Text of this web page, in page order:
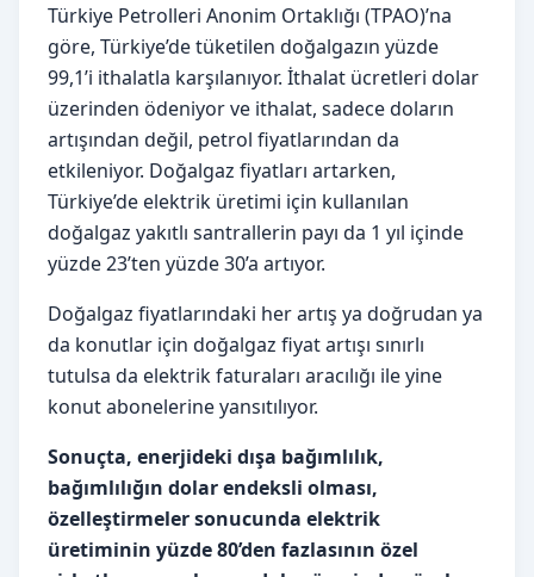
Türkiye Petrolleri Anonim Ortaklığı (TPAO)’na
göre, Türkiye’de tüketilen doğalgazın yüzde
99,1’i ithalatla karşılanıyor. İthalat ücretleri dolar
üzerinden ödeniyor ve ithalat, sadece doların
artışından değil, petrol fiyatlarından da
etkileniyor. Doğalgaz fiyatları artarken,
Türkiye’de elektrik üretimi için kullanılan
doğalgaz yakıtlı santrallerin payı da 1 yıl içinde
yüzde 23’ten yüzde 30’a artıyor.
Doğalgaz fiyatlarındaki her artış ya doğrudan ya
da konutlar için doğalgaz fiyat artışı sınırlı
tutulsa da elektrik faturaları aracılığı ile yine
konut abonelerine yansıtılıyor.
Sonuçta, enerjideki dışa bağımlılık,
bağımlılığın dolar endeksli olması,
özelleştirmeler sonucunda elektrik
üretiminin yüzde 80’den fazlasının özel